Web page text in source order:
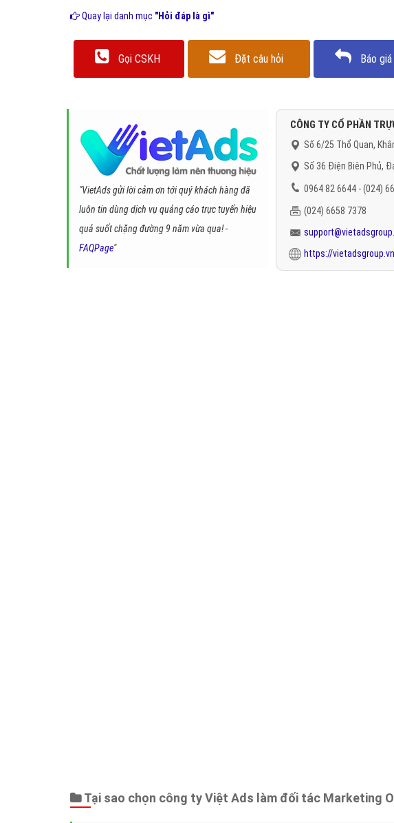
Quay lại danh mục "Hỏi đáp là gì"
Gọi CSKH Đặt câu hỏi Báo
"VietAds gửi lời cảm ơn tới quý khách hàng đã
luôn tin dùng dịch vụ quảng cáo trực tuyến hiệu
quả suốt chặng đường 9 năm vừa qua! -
FAQPage"
CÔNG TY CỔ PHẦN
Số 6/25 Thổ Quan,
Số 36 Điện Biên Phủ,
0964 82 6644 - (024)
(024) 6658 7378
https://vietadsgroup.vn
Tại sao chọn công ty Việt Ads làm đối tác Marketing